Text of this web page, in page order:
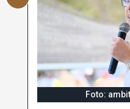
Foto: